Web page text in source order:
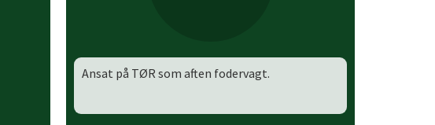
Ansat på TØR som aften fodervagt.